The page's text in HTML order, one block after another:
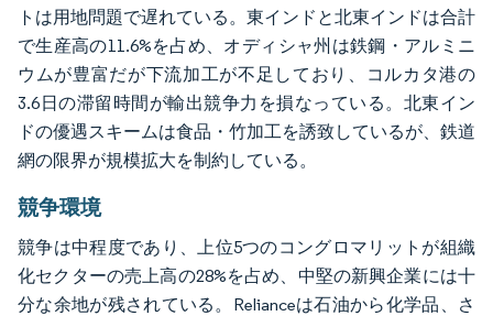
トは用地問題で遅れている。東インドと北東インドは合計
で生産高の11.6%を占め、オディシャ州は鉄鋼・アルミニ
ウムが豊富だが下流加工が不足しており、コルカタ港の
3.6日の滞留時間が輸出競争力を損なっている。北東イン
ドの優遇スキームは食品・竹加工を誘致しているが、鉄道
網の限界が規模拡大を制約している。
競争環境
競争は中程度であり、上位5つのコングロマリットが組織
化セクターの売上高の28%を占め、中堅の新興企業には十
分な余地が残されている。Relianceは石油から化学品、さ